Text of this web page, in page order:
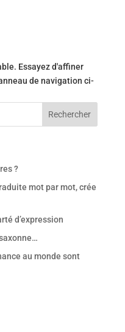
Essayez d'affiner
de navigation ci-
?
mot par mot, crée
d’expression
au monde sont